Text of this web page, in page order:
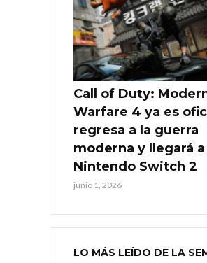
Call of Duty:
Warfare 4 ya es
regresa a la guerra
moderna y llegará a
Nintendo Switch 2
junio 1, 2026
LO MÁS LEÍDO DE LA